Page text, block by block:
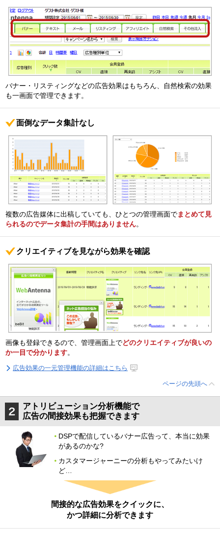
バナー・リスティングなどの広告効果はもちろん、自然検索の効果
も一画面で管理できます。
面倒なデータ集計なし
複数の広告媒体に出稿していても、ひとつの管理画面でまとめて見
られるのでデータ集計の手間はありません。
クリエイティブを見ながら効果を確認
画像も登録できるので、管理画面上でどのクリエイティブが良いの
か一目で分かります。
広告効果の一元管理機能の詳細はこちら
ページの先頭へ
アトリビューション分析機能で
広告の間接効果も把握できます
DSPで配信しているバナー広告って、本当に効果
があるのかな?
カスタマージャーニーの分析もやってみたいけ
ど…
間接的な広告効果をクイックに、
かつ詳細に分析できます